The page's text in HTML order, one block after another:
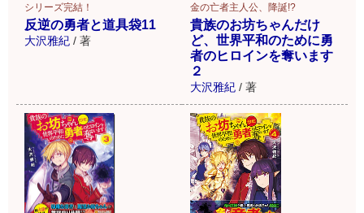
シリーズ完結！
反逆の勇者と道具袋11
大沢雅紀 / 著
金の亡者主人公、降誕!?
貴族のお坊ちゃんだけ
ど、世界平和のために勇
者のヒロインを奪います
２
大沢雅紀 / 著